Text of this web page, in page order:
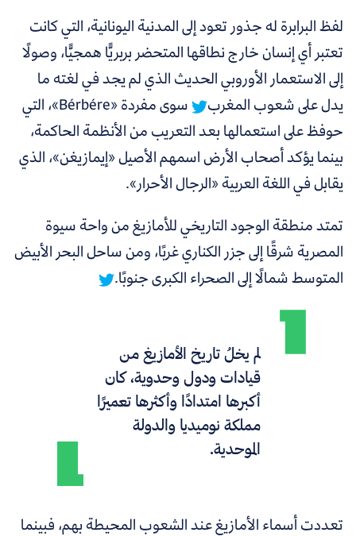
لفظ البرابرةله جذور تعود إلى المدنية اليونانية، التي كانت
تعتبر أي إنسان خارج نطاقها المتحضر بربريًّا همجيًّا، وصولًا
إلى الاستعمار الأوروبي الحديث الذي لم يجد في لغته ما
يدل على شعوب المغرب
سوى مفردة «Bérbére»، التي
حوفظ على استعمالها بعد التعريب من الأنظمة الحاكمة،
بينما يؤكد أصحاب الأرض اسمهم الأصيل «إيمازيغن»، الذي
يقابل في اللغة العربية «الرجال الأحرار».
تمتد منطقة الوجود التاريخي للأمازيغ من واحة سيوة
المصرية شرقًا إلى جزر الكناري غربًا، ومن ساحل البحر الأبيض
المتوسط شمالًا إلى الصحراء الكبرى جنوبًا.
لم يخلُ تاريخ الأمازيغ من
قيادات ودول وحدوية، كان
أكبرها امتدادًا وأكثرها تعميرًا
مملكة نوميديا والدولة
الموحدية.
تعددت أسماء الأمازيغ عند الشعوب المحيطة بهم،فبينما